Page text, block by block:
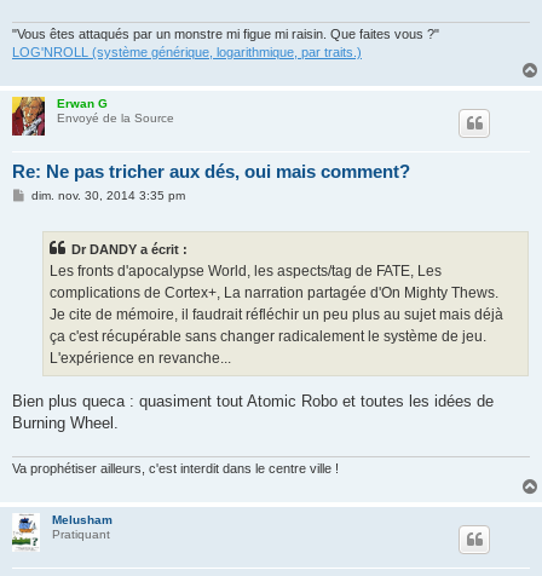
"Vous êtes attaqués par un monstre mi figue mi raisin. Que faites vous ?"
LOG'NROLL (système générique, logarithmique, par traits.)
Erwan G
Envoyé de la Source
Re: Ne pas tricher aux dés, oui mais comment?
Mdim. nov. 30, 2014 3:35 pm
Dr DANDY a écrit :
Les fronts d'apocalypse World, les aspects/tag de FATE, Les
complications de Cortex+, La narration partagée d'On Mighty Thews.
Je cite de mémoire, il faudrait réfléchir un peu plus au sujet mais déjà
ça c'est récupérable sans changer radicalement le système de jeu.
L'expérience en revanche...
Bien plus queca : quasiment tout Atomic Robo et toutes les idées de
Burning Wheel.
Va prophétiser ailleurs, c'est interdit dans le centre ville !
Melusham
Pratiquant